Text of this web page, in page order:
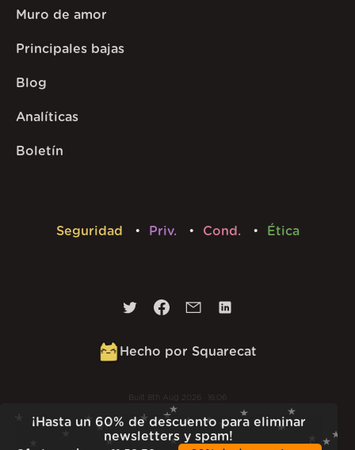
¡Hasta un 60% de descuento para eliminar
newsletters y spam!
Muro de amor
Principales bajas
Blog
Analíticas
Boletín
Seguridad Priv. Cond. Ética
Hecho por Squarecat
Built 8th Aug 2026 · 16:06
v1.56.0